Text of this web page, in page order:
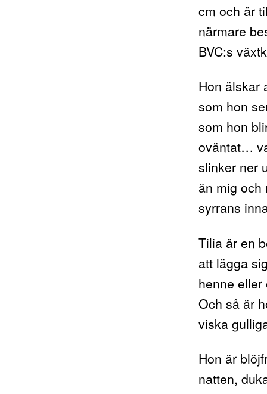
cm och är
närmare
BVC:s
Hon älskar
som hon
som hon
oväntat…
slinker ner
än mig och
syrrans
Tilia är en
att lägga
henne
Och så är
viska
Hon är
natten,